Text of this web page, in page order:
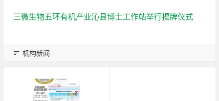
三微生物五环有机产业沁县博士工作站举行揭牌仪式
机构新闻